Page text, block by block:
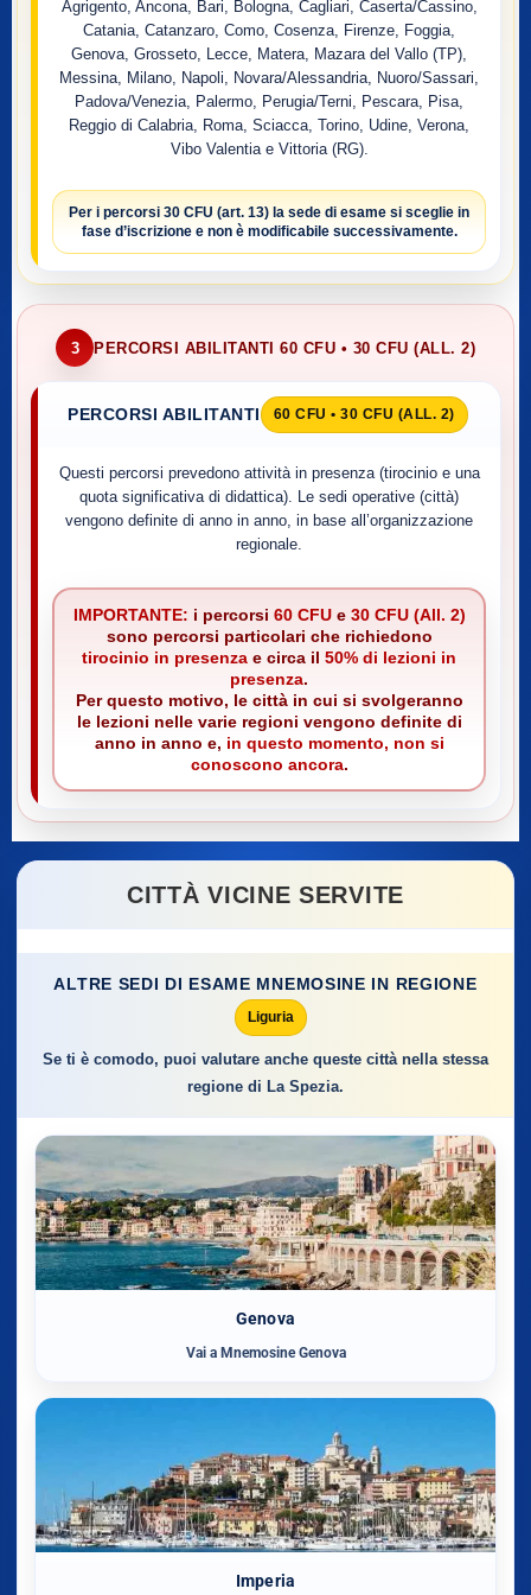
Agrigento, Ancona, Bari, Bologna, Cagliari, Caserta/Cassino,
Catania, Catanzaro, Como, Cosenza, Firenze, Foggia,
Genova, Grosseto, Lecce, Matera, Mazara del Vallo (TP),
Messina, Milano, Napoli, Novara/Alessandria, Nuoro/Sassari,
Padova/Venezia, Palermo, Perugia/Terni, Pescara, Pisa,
Reggio di Calabria, Roma, Sciacca, Torino, Udine, Verona,
Vibo Valentia e Vittoria (RG).
Per i percorsi 30 CFU (art. 13) la sede di esame si sceglie in
fase d’iscrizionee non è modificabile successivamente.
3 PERCORSI ABILITANTI 60 CFU • 30 CFU (ALL. 2)
PERCORSI ABILITANTI 60 CFU • 30 CFU (ALL. 2)
Questi percorsi prevedono attività in presenza (tirocinio e una
quota significativa di didattica). Le sedi operative (città)
vengono definite di anno in anno, in base all’organizzazione
regionale.
IMPORTANTE: i percorsi 60 CFUe 30 CFU (All. 2)
sono percorsi particolari che richiedono
tirocinio in presenza e circa il 50% di lezioni in
presenza.
Per questo motivo, le città in cui si svolgeranno
le lezioni nelle varie regioni vengono definite di
anno in anno e, in questo momento, non si
conoscono ancora.
CITTÀ VICINE SERVITE
ALTRE SEDI DI ESAME MNEMOSINE IN REGIONE
Liguria
Se ti è comodo, puoi valutare anche queste città nella stessa
regione di La Spezia.
Genova
Vai a Mnemosine Genova
Imperia